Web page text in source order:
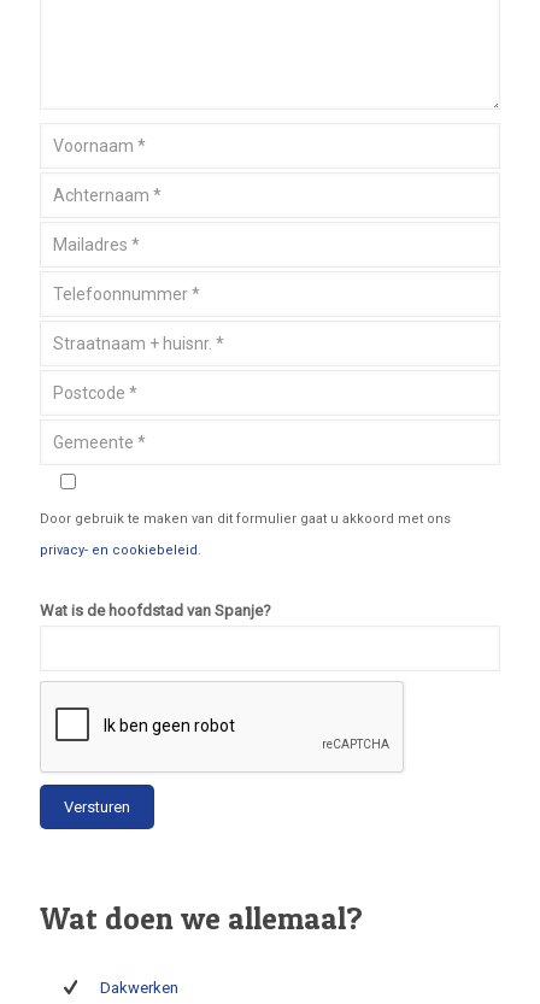
Door gebruik te maken van dit formulier gaat u akkoord met ons
privacy- en cookiebeleid.
Wat is de hoofdstad van Spanje?
Wat doen we allemaal?
Dakwerken